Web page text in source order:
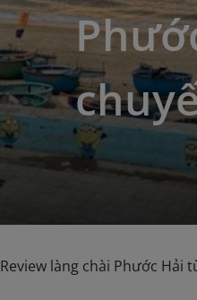
Review làng chài Phước Hải